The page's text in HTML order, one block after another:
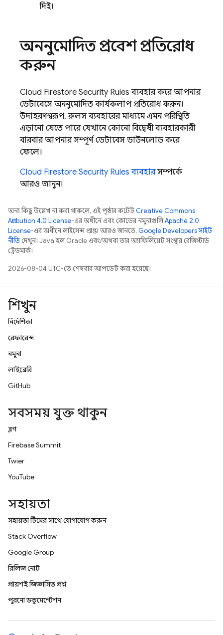
দিই।
অননুমোদিত প্রবেশ প্রতিরোধ
করুন
Cloud Firestore Security Rules ব্যবহার করে আপনার
ডেটাবেসে অননুমোদিত কার্যকলাপ প্রতিরোধ করুন।
উদাহরণস্বরূপ, রুলস ব্যবহারের মাধ্যমে এমন পরিস্থিতি
এড়ানো যেতে পারে যেখানে কোনো বিদ্বেষী ব্যবহারকারী
বারবার আপনার সম্পূর্ণ ডেটাবেস ডাউনলোড করে
ফেলে।
Cloud Firestore Security Rules ব্যবহারসম্পর্কে
আরও জানুন।
অন্য কিছু উল্লেখ না করা থাকলে, এই পৃষ্ঠার কন্টেন্টCreative Commons
Attribution 4.0 License-এর অধীনে এবং কোডের নমুনাগুলিApache 2.0
License-এর অধীনে লাইসেন্স প্রাপ্ত। আরও জানতে,Google Developers সাইট
নীতি দেখুন। Java হল Oracle এবং/অথবা তার অ্যাফিলিয়েট সংস্থার রেজিস্টার্ড
ট্রেডমার্ক।
2026-08-04 UTC-তে শেষবার আপডেট করা হয়েছে।
শিখুন
নির্দেশিকা
রেফারেন্স
নমুনা
লাইব্রেরি
GitHub
সবসময় যুক্ত থাকুন
ব্লগ
Firebase Summit
Twitter
YouTube
সহায়তা
সহায়তা টিমের সাথে যোগাযোগ করুন
Stack Overflow
Google Group
রিলিজ নোট
প্রায়শই জিজ্ঞাসিত প্রশ্ন
পুরনো ডকুমেন্টেশন